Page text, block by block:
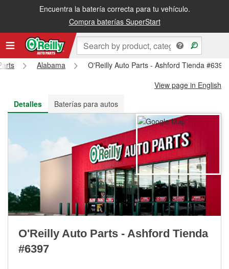
Encuentra la batería correcta para tu vehículo.
Compra baterías SuperStart
Recibe tu orden gratis al día siguiente o recógela en la tienda
Alabama
O'Reilly Auto Parts - Ashford Tienda #6397
View page in English
Detalles
Baterías para autos
O'Reilly Auto Parts - Ashford Tienda
#6397